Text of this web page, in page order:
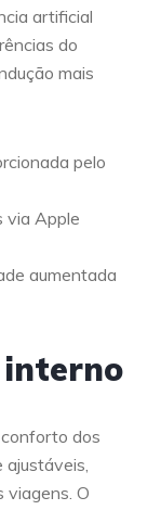
artificial
do
mais
pelo
via Apple
aumentada
dos
viagens. O